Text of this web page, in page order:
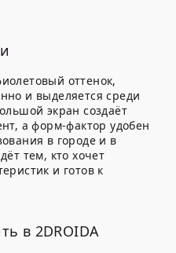
оттенок,
и выделяется среди
экран создаёт
а форм-фактор удобен
в городе и в
тем, кто хочет
и готов к
в 2DROIDA